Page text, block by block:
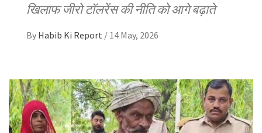
खिलाफ जीरो टॉलरेंस की नीति को आगे बढ़ाते
By Habib Ki Report / 14 May, 2026